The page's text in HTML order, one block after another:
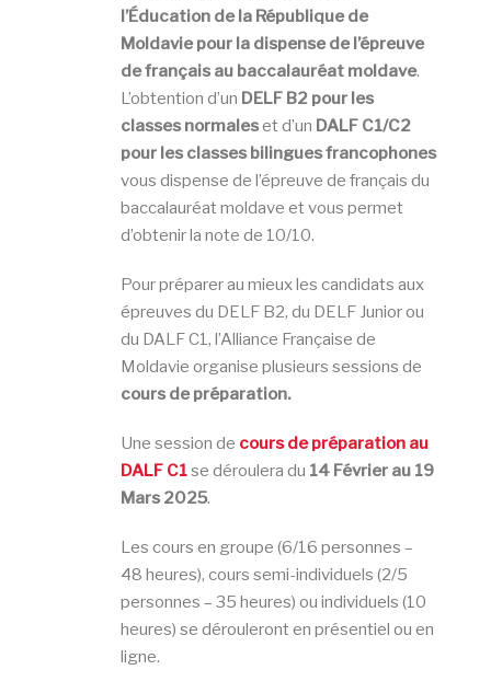
l’Éducation de la République de
Moldavie pour la dispense de l’épreuve
de français au baccalauréat moldave.
L’obtention d’un DELF B2 pour les
classes normaleset d’un DALF C1/C2
pour les classes bilingues francophones
vous dispense de l’épreuve de français du
baccalauréat moldave et vous permet
d’obtenir la note de 10/10.
Pour préparer au mieux les candidats aux
épreuves du DELF B2, du DELF Junior ou
du DALF C1, l’Alliance Française de
Moldavie organise plusieurs sessions de
cours de préparation.
Une session de cours de préparation au
DALF C1se déroulera du 14 Février au 19
Mars 2025.
Les cours en groupe (6/16 personnes –
48 heures), cours semi-individuels (2/5
personnes – 35 heures) ou individuels (10
heures) se dérouleront en présentiel ou en
ligne.